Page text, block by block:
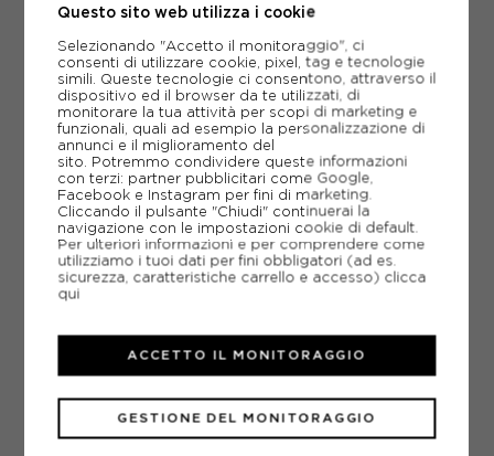
ACQUISTA
-30% 27,97€
39,95€
Questo sito web utilizza i cookie
Selezionando "Accetto il monitoraggio", ci
consenti di utilizzare cookie, pixel, tag e tecnologie
simili. Queste tecnologie ci consentono, attraverso il
dispositivo ed il browser da te utilizzati, di
monitorare la tua attività per scopi di marketing e
funzionali, quali ad esempio la personalizzazione di
annunci e il miglioramento del
sito. Potremmo condividere queste informazioni
con terzi: partner pubblicitari come Google,
Facebook e Instagram per fini di marketing.
Cliccando il pulsante "Chiudi" continuerai la
navigazione con le impostazioni cookie di default.
Per ulteriori informazioni e per comprendere come
utilizziamo i tuoi dati per fini obbligatori (ad es.
sicurezza, caratteristiche carrello e accesso) clicca
qui
GESTIONE DEL MONITORAGGIO
ACCETTO IL MONITORAGGIO